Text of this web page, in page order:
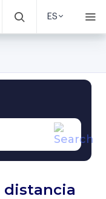
ES
distancia